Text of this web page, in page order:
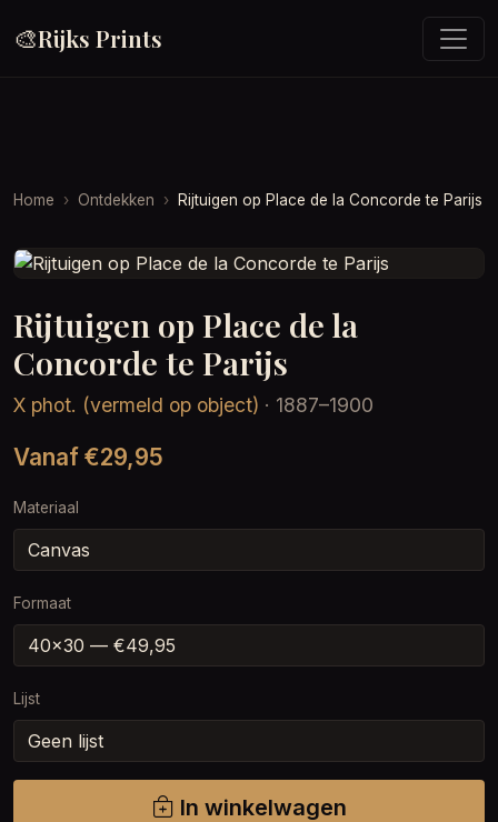
🎨Rijks Prints
Home Ontdekken Rijtuigen op Place de la Concorde te Parijs
Rijtuigen op Place de la
Concorde te Parijs
X phot. (vermeld op object) · 1887–1900
Vanaf €29,95
Materiaal
Formaat
Lijst
In winkelwagen